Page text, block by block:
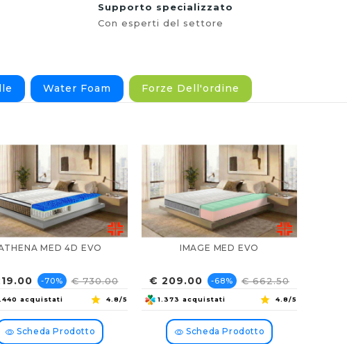
Supporto specializzato
Con esperti del settore
Water Foam Forze Dell'ordine
MED 4D EVO
Prezzo
base
-70% € 730.00
acquistati 4.8/5
Scheda Prodotto
IMAGE MED EVO
Prezzo
€ 209.00 Prezzo
base
-68% € 662.50
1.373 acquistati 4.8/5
Scheda Prodotto